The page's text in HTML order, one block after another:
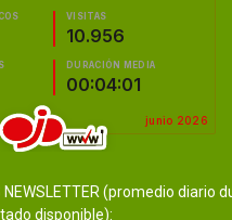
NEWSLETTER (promedio diario
disponible):